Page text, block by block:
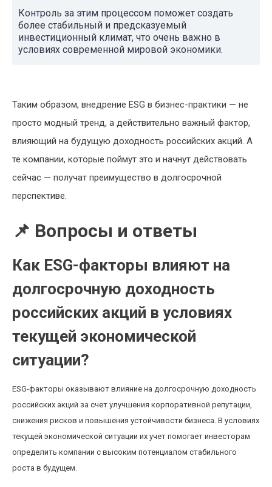
Контроль за этим процессом поможет создать
более стабильный и предсказуемый
инвестиционный климат, что очень важно в
условиях современной мировой экономики.
Таким образом, внедрение ESG в бизнес-практики — не
просто модный тренд, а действительно важный фактор,
влияющий на будущую доходность российских акций. А
те компании, которые поймут это и начнут действовать
сейчас — получат преимущество в долгосрочной
перспективе.
📌 Вопросы и ответы
Как ESG-факторы влияют на
долгосрочную доходность
российских акций в условиях
текущей экономической
ситуации?
ESG-факторы оказывают влияние на долгосрочную доходность
российских акций за счет улучшения корпоративной репутации,
снижения рисков и повышения устойчивости бизнеса. В условиях
текущей экономической ситуации их учет помогает инвесторам
определить компании с высоким потенциалом стабильного
роста в будущем.